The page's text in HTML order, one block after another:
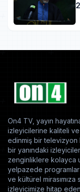
On4 TV, yayın
izleyicilerine kaliteli
edinmiş bir televizyon
bir yanındaki
zenginliklere kolayca
yelpazede programlar
ve kültürel
izleyicimize hitap